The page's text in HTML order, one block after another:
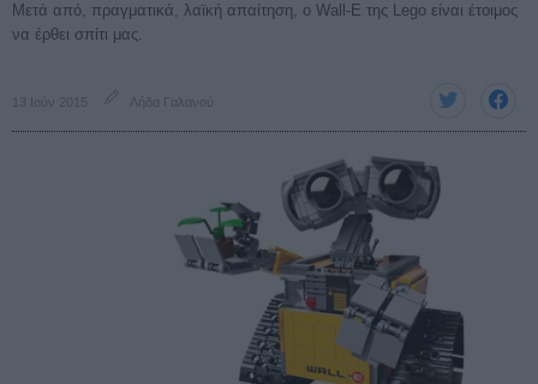
Μετά από, πραγματικά, λαϊκή απαίτηση, ο Wall-E της Lego είναι έτοιμος
να έρθει σπίτι μας.
13 Ιούν 2015 Λήδα Γαλανού